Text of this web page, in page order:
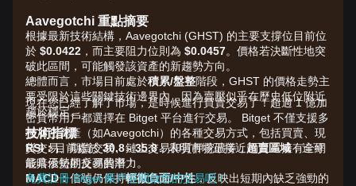
Aavegotchi 重點摘要
根據最新技術結構，Aavegotchi (GHST) 的主要支撐位目前位
於 $0.0422 ，而主要阻力位則為 $0.0457。價格若決斷性地突
破此區間，可能觸發該資產的新趨勢方向。
總體而言，市場目前處於積累/盤整階段，GHST 的價格走勢主
要受限於這些關鍵技術邊界內，因為賣壓似乎在歷史低位附近
趨於穩定。
技術指標
RSI：目前處於30.8 - 35.8，表明市場正接近超賣區域，這可
能暗示短期反彈的潛力。
MACD：信號仍保持輕微負面/中性，反映出短期內缺乏強勁的
現在您已經了解了市場，是時候進行買賣交易了！超過 1 億加
密貨幣用戶都選擇在 Bitget 平台進行交易。 Bitget 不僅支援多
種加密資產（如Aavegotchi）的各種交易方式，包括買賣、現
貨交易、期貨交易、鏈上交易和質押挖礦等，而且還擁有全網
最具優勢的交易費率！
免費註冊 Bitget 帳戶並開啟您的交易吧！